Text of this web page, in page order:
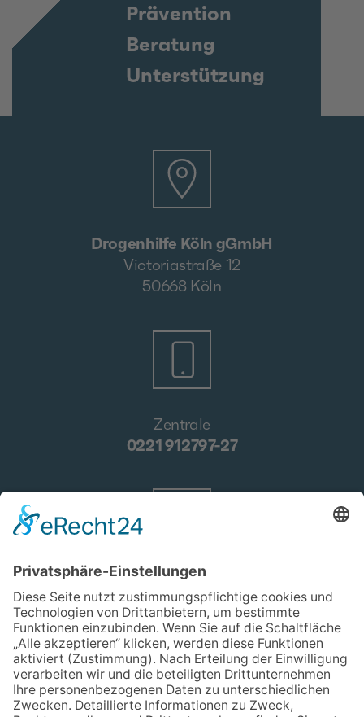
Prävention
Beratung
Unterstützung
Drogenhilfe Köln gGmbH
Victoriastraße 12
50668 Köln
Zentrale
0221 912797-27
E-Mail
verwaltung@drogenhilfe.koeln
Kontakt
Wir über uns